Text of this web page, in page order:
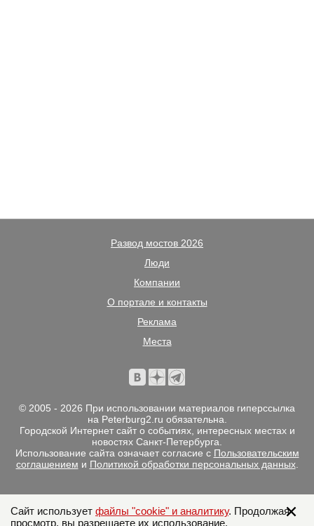
Развод мостов 2026
Люди
Компании
О портале и контакты
Реклама
Места
© 2005 - 2026 При использовании материалов гиперссылка
на Peterburg2.ru обязательна.
Городской Интернет сайт о событиях, интересных местах и
новостях Санкт-Петербурга.
Использование сайта означает согласие с Пользовательским
соглашением и Политикой обработки персональных данных.
Сайт использует файлы "cookie" и аналитику. Продолжая
просмотр, вы разрешаете их использование.